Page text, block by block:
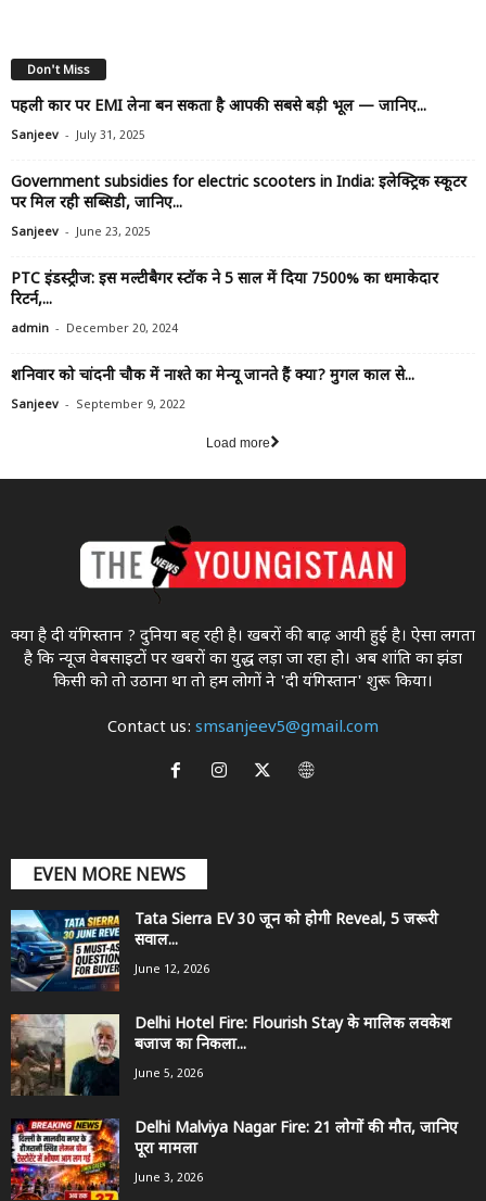
Don't Miss
पहली कार पर EMI लेना बन सकता है आपकी सबसे बड़ी भूल — जानिए...
Sanjeev - July 31, 2025
Government subsidies for electric scooters in India: इलेक्ट्रिक स्कूटर
पर मिल रही सब्सिडी, जानिए...
Sanjeev - June 23, 2025
PTC इंडस्ट्रीज: इस मल्टीबैगर स्टॉक ने 5 साल में दिया 7500% का धमाकेदार
रिटर्न,...
admin - December 20, 2024
शनिवार को चांदनी चौक में नाश्ते का मेन्यू जानते हैं क्या? मुगल काल से...
Sanjeev - September 9, 2022
Load more
क्या है दी यंगिस्तान ? दुनिया बह रही है। खबरों की बाढ़ आयी हुई है। ऐसा लगता
है कि न्यूज वेबसाइटों पर खबरों का युद्ध लड़ा जा रहा होे। अब शांति का झंडा
किसी को तो उठाना था ताे हम लोगों ने 'दी यंगिस्तान' शुरू किया।
Contact us: smsanjeev5@gmail.com
EVEN MORE NEWS
Tata Sierra EV 30 जून को होगी Reveal, 5 जरूरी
सवाल...
June 12, 2026
Delhi Hotel Fire: Flourish Stay के मालिक लवकेश
बजाज का निकला...
June 5, 2026
Delhi Malviya Nagar Fire: 21 लोगों की मौत, जानिए
पूरा मामला
June 3, 2026